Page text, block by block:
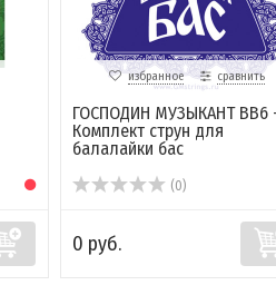
избранное сравнить
ГОСПОДИН МУЗЫКАНТ BB6
Комплект струн для
балалайки бас
(0)
0 руб.